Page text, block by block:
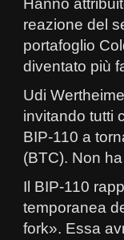
Hanno
reazione del
portafoglio
diventato più
Udi
invitando tutti
BIP-110 a
(BTC). Non
Il BIP-110
temporanea
fork». Essa